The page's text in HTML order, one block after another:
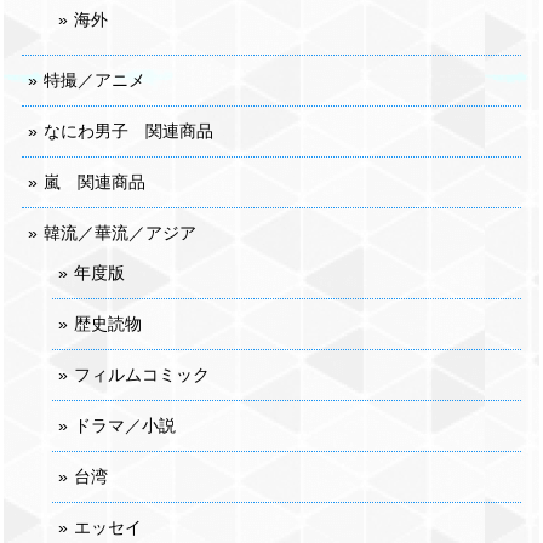
海外
特撮／アニメ
なにわ男子 関連商品
嵐 関連商品
韓流／華流／アジア
年度版
歴史読物
フィルムコミック
ドラマ／小説
台湾
エッセイ